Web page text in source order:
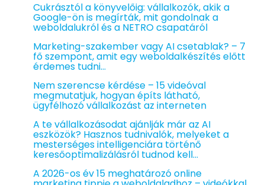
Cukrásztól a könyvelőig: vállalkozók, akik a
Google-ön is megírták, mit gondolnak a
weboldalukról és a NETRO csapatáról
Marketing-szakember vagy AI csetablak? – 7
fő szempont, amit egy weboldalkészítés előtt
érdemes tudni…
Nem szerencse kérdése – 15 videóval
megmutatjuk, hogyan építs látható,
ügyfélhozó vállalkozást az interneten
A te vállalkozásodat ajánlják már az AI
eszközök? Hasznos tudnivalók, melyeket a
mesterséges intelligenciára történő
keresőoptimalizálásról tudnod kell…
A 2026-os év 15 meghatározó online